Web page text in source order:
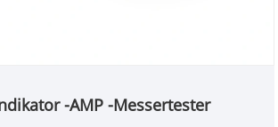
-AMP -Messertester